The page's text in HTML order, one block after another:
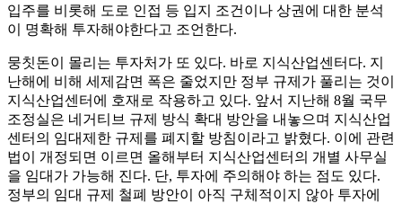
입주를 비롯해 도로 인접 등 입지 조건이나 상권에 대한 분석
이 명확해 투자해야한다고 조언한다.
뭉칫돈이 몰리는 투자처가 또 있다. 바로 지식산업센터다. 지
난해에 비해 세제감면 폭은 줄었지만 정부 규제가 풀리는 것이
지식산업센터에 호재로 작용하고 있다. 앞서 지난해 8월 국무
조정실은 네거티브 규제 방식 확대 방안을 내놓으며 지식산업
센터의 임대제한 규제를 폐지할 방침이라고 밝혔다. 이에 관련
법이 개정되면 이르면 올해부터 지식산업센터의 개별 사무실
을 임대가 가능해 진다. 단, 투자에 주의해야 하는 점도 있다.
정부의 임대 규제 철폐 방안이 아직 구체적이지 않아 투자에